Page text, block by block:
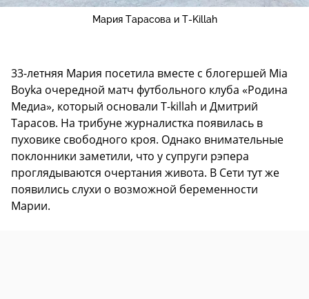
Мария Тарасова и T-Killah
33-летняя Мария посетила вместе с блогершей Mia
Boyka очередной матч футбольного клуба «Родина
Медиа», который основали T-killah и Дмитрий
Тарасов. На трибуне журналистка появилась в
пуховике свободного кроя. Однако внимательные
поклонники заметили, что у супруги рэпера
проглядываются очертания живота. В Сети тут же
появились слухи о возможной беременности
Марии.